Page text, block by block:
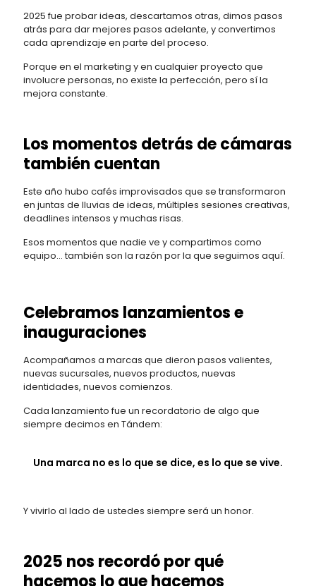
2025 fue probar ideas, descartamos otras, dimos pasos
atrás para dar mejores pasos adelante, y convertimos
cada aprendizaje en parte del proceso.
Porque en el marketing y en cualquier proyecto que
involucre personas, no existe la perfección, pero sí la
mejora constante.
Los momentos detrás de cámaras
también cuentan
Este año hubo cafés improvisados que se transformaron
en juntas de lluvias de ideas, múltiples sesiones creativas,
deadlines intensos y muchas risas.
Esos momentos que nadie ve y compartimos como
equipo… también son la razón por la que seguimos aquí.
Celebramos lanzamientos e
inauguraciones
Acompañamos a marcas que dieron pasos valientes,
nuevas sucursales, nuevos productos, nuevas
identidades, nuevos comienzos.
Cada lanzamiento fue un recordatorio de algo que
siempre decimos en Tándem:
Una marca no es lo que se dice, es lo que se vive.
Y vivirlo al lado de ustedes siempre será un honor.
2025 nos recordó por qué
hacemos lo que hacemos